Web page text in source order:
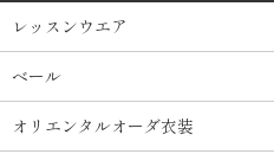
レッスンウエア
ベール
オリエンタルオーダ衣装